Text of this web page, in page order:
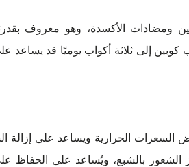
ومضادات الأكسدة، وهو معروف
كوبين إلى ثلاثة أكواب يوميًا قد يساعد
السعرات الحرارية ويساعد على
الشعور بالشبع، ويُساعد على